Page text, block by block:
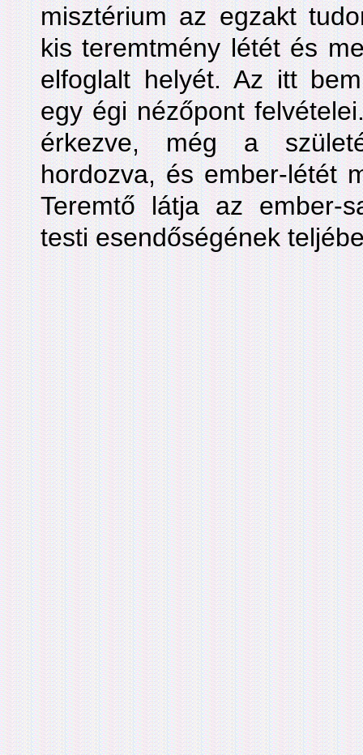
misztérium az egzakt
kis teremtmény létét és
elfoglalt helyét. Az itt
egy égi nézőpont
érkezve, még a
hordozva, és ember-létét
Teremtő látja az ember-
testi esendőségének